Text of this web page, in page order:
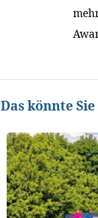
Das könnte